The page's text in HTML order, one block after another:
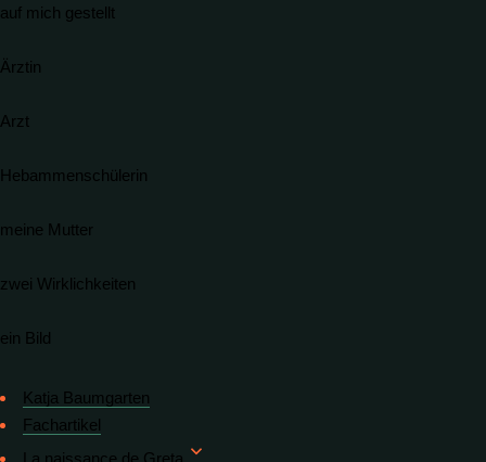
auf mich gestellt
Ärztin
Arzt
Hebammenschülerin
meine Mutter
zwei Wirklichkeiten
ein Bild
Katja Baumgarten
Fachartikel
La naissance de Greta